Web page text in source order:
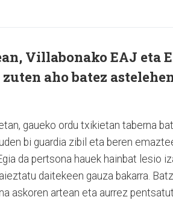
Villabonako EAJ eta
aho batez
gaueko ordu txikietan taberna
bi guardia zibil eta beren
da pertsona hauek hainbat lesio
daitekeen gauza bakarra.
askoren artean eta aurrez